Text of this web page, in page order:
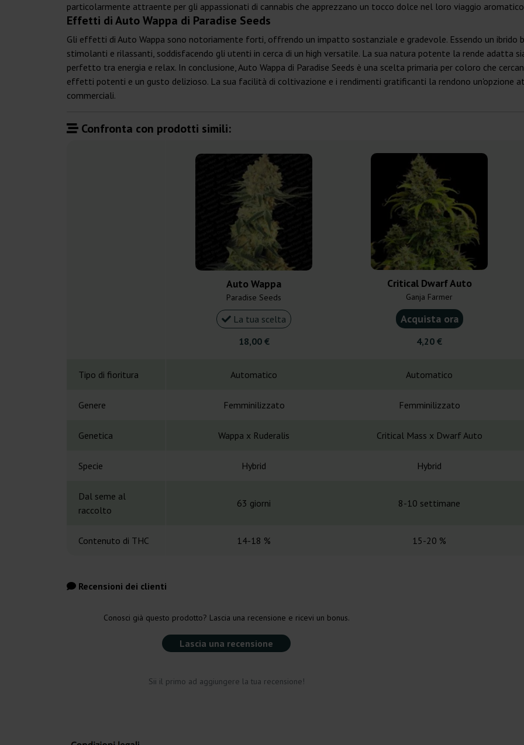
particolarmente attraente per gli appassionati di cannabis che apprezzano un tocco dolce nel loro viaggio
Effetti di Auto Wappa di Paradise Seeds
Gli effetti di Auto Wappa sono notoriamente forti, offrendo un impatto sostanziale e gradevole. Essendo un ibrido
stimolanti e rilassanti, soddisfacendo gli utenti in cerca di un high versatile. La sua natura potente la rende adatta
perfetto tra energia e relax. In conclusione, Auto Wappa di Paradise Seeds è una scelta primaria per coloro che
effetti potenti e un gusto delizioso. La sua facilità di coltivazione e i rendimenti gratificanti la rendono un'opzione
commerciali.
Confronta con prodotti simili:
Auto Wappa
Paradise Seeds
La tua scelta
18,00 €
Critical Dwarf Auto
Ganja Farmer
Acquista ora
4,20 €
Tipo di fioritura Automatico Automatico
Genere Femminilizzato Femminilizzato
Genetica Wappa x Ruderalis Critical Mass x Dwarf Auto
Specie Hybrid Hybrid
Dal seme al
raccolto
63 giorni 8-10 settimane
Contenuto di THC 14-18 % 15-20 %
Recensioni dei clienti
Conosci già questo prodotto? Lascia una recensione e ricevi un bonus.
Lascia una recensione
Sii il primo ad aggiungere la tua recensione!